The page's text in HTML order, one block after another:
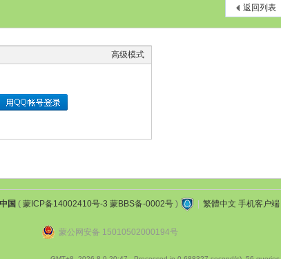
返回列表
高级模式
国 ( 蒙ICP备14002410号-3 蒙BBS备-0002号 ) 繁體中文 手机客户端
蒙公网安备 15010502000194号